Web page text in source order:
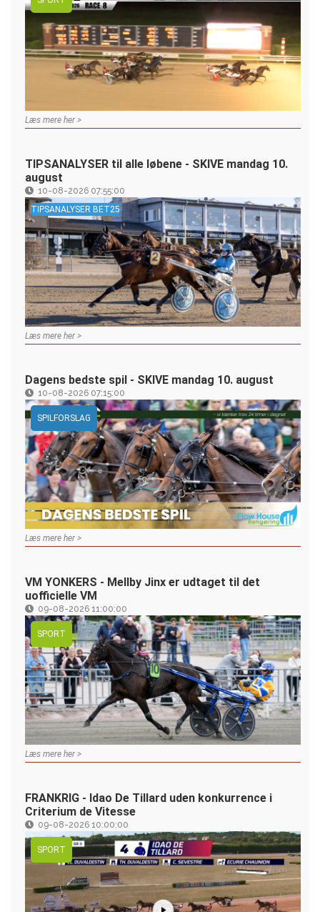
Læs mere her >
TIPSANALYSER til alle løbene - SKIVE mandag 10.
august
10-08-2026 07:55:00
TIPSANALYSER BET25
Læs mere her >
Dagens bedste spil - SKIVE mandag 10. august
10-08-2026 07:15:00
SPILFORSLAG
Læs mere her >
VM YONKERS - Mellby Jinx er udtaget til det
uofficielle VM
09-08-2026 11:00:00
SPORT
Læs mere her >
FRANKRIG - Idao De Tillard uden konkurrence i
Criterium de Vitesse
09-08-2026 10:00:00
SPORT